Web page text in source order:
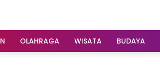
OLAHRAGA WISATA BUDAYA